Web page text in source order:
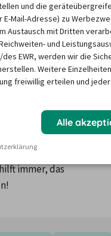
oder lokale
immer, das
und die
Mail-Adresse) zu
Austausch mit Dritten
und
EWR, werden wir die
Weitere
freiwillig erteilen und
Alle